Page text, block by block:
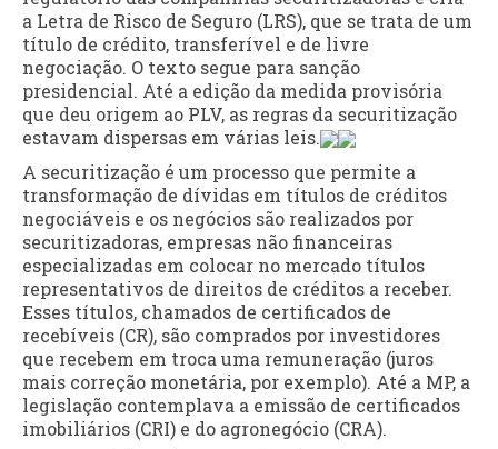
a Letra de Risco de Seguro (LRS), que se trata de um
título de crédito, transferível e de livre
negociação. O texto segue para sanção
presidencial. Até a edição da medida provisória
que deu origem ao PLV, as regras da securitização
estavam dispersas em várias leis.
A securitização é um processo que permite a
transformação de dívidas em títulos de créditos
negociáveis e os negócios são realizados por
securitizadoras, empresas não financeiras
especializadas em colocar no mercado títulos
representativos de direitos de créditos a receber.
Esses títulos, chamados de certificados de
recebíveis (CR), são comprados por investidores
que recebem em troca uma remuneração (juros
mais correção monetária, por exemplo). Até a MP, a
legislação contemplava a emissão de certificados
imobiliários (CRI) e do agronegócio (CRA).